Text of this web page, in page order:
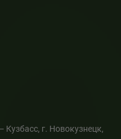
г. Новокузнецк,